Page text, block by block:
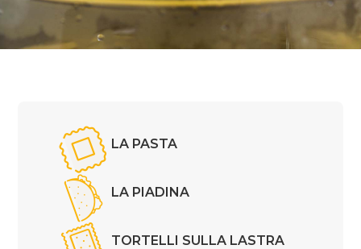
LA PASTA
LA PIADINA
TORTELLI SULLA LASTRA